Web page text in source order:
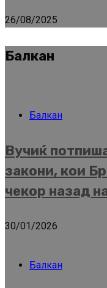
26/08/2025
Балкан
Балкан
Вучиќ
закони, кои
чекор назад
30/01/2026
Балкан